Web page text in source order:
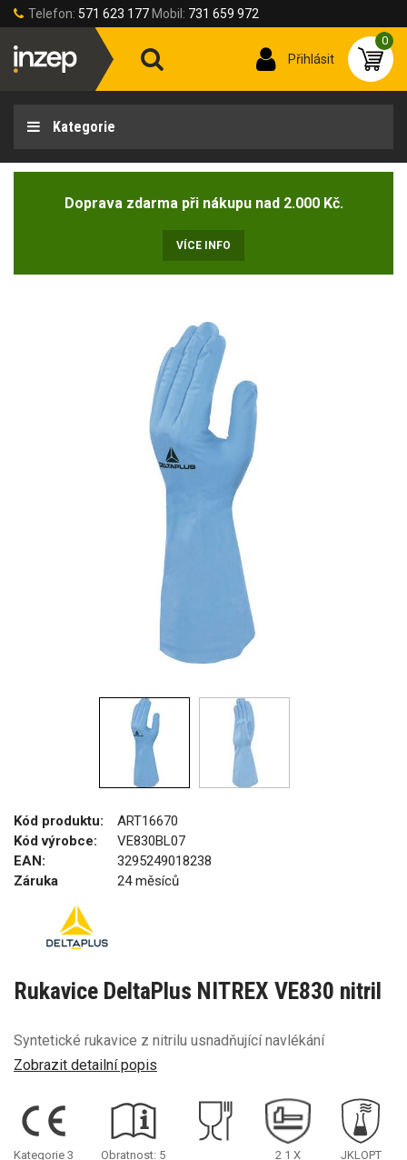
Telefon: 571 623 177 Mobil: 731 659 972
Přihlásit
0
Kategorie
Doprava zdarma při nákupu nad 2.000 Kč.
VÍCE INFO
Kód produktu:
ART16670
Kód výrobce:
VE830BL07
EAN:
3295249018238
Záruka
24 měsíců
Rukavice DeltaPlus NITREX VE830 nitril
Syntetické rukavice z nitrilu usnadňující navlékání
Zobrazit detailní popis
Kategorie 3
Obratnost: 5
2 1 X
JKLOPT